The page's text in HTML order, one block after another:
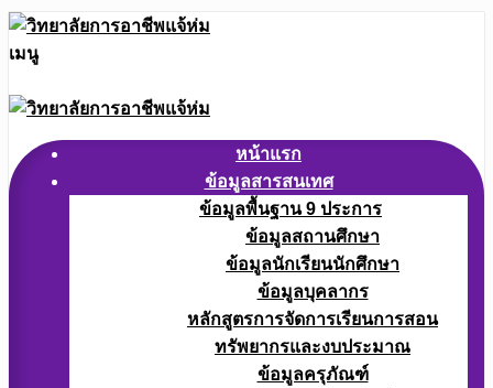
เมนู
หน้าแรก
ข้อมูลสารสนเทศ
ข้อมูลพื้นฐาน 9 ประการ
ข้อมูลสถานศึกษา
ข้อมูลนักเรียนนักศึกษา
ข้อมูลบุคลากร
หลักสูตรการจัดการเรียนการสอน
ทรัพยากรและงบประมาณ
ข้อมูลครุภัณฑ์